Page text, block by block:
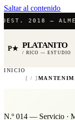
Saltar al contenido
2018 — ALMERÍA★
P★ PLATANITO
/ RICO — ESTUDIO
INICIO
[ / ]
N.º 014 — Servicio ·